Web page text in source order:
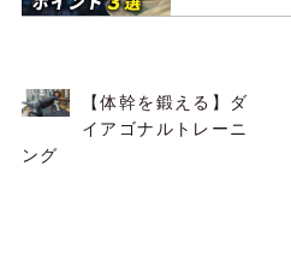
【体幹を鍛える】ダ
イアゴナルトレーニ
ング